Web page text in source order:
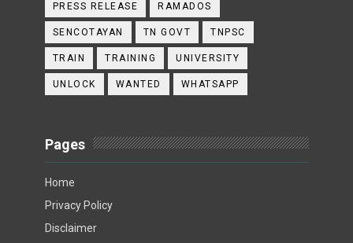
PRESS RELEASE RAMADOS
SENCOTAYAN TN GOVT TNPSC
TRAIN TRAINING UNIVERSITY
UNLOCK WANTED WHATSAPP
Pages
Home
Privacy Policy
Disclaimer